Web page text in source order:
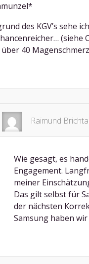
des KGV’s sehe
(siehe
über 40
Raimund Brichta
Wie gesagt, es
Engagement.
meiner
Das gilt selbst für
der nächsten
Samsung haben